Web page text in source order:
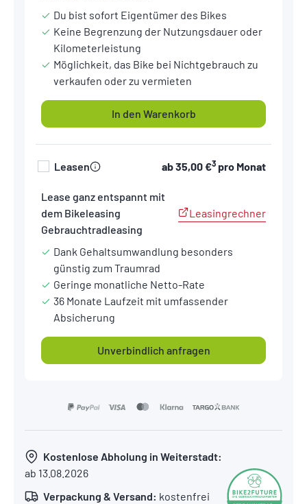
Du bist sofort Eigentümer des Bikes
Keine Begrenzung der Nutzungsdauer oder
Kilometerleistung
Möglichkeit, das Bike bei Nichtgebrauch zu
verkaufen oder zu vermieten
In den Warenkorb
Leasen ab35,00 €3 pro Monat
Lease ganz entspannt mit
dem Bikeleasing
Gebrauchtradleasing
Leasingrechner
Dank Gehaltsumwandlung besonders
günstig zum Traumrad
Geringe monatliche Netto-Rate
36 Monate Laufzeit mit umfassender
Absicherung
Unverbindlich anfragen
Kostenlose Abholung in Weiterstadt:
ab 13.08.2026
Verpackung & Versand: kostenfrei